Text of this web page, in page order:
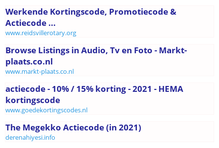
Werkende Kortingscode, Promotiecode &
Actiecode ...
www.reidsvillerotary.org
Browse Listings in Audio, Tv en Foto - Markt-
plaats.co.nl
www.markt-plaats.co.nl
actiecode - 10% / 15% korting - 2021 - HEMA
kortingscode
www.goedekortingscodes.nl
The Megekko Actiecode (in 2021)
derenahiyesi.info